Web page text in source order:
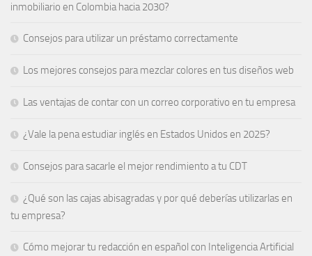
inmobiliario en Colombia hacia 2030?
Consejos para utilizar un préstamo correctamente
Los mejores consejos para mezclar colores en tus diseños web
Las ventajas de contar con un correo corporativo en tu empresa
¿Vale la pena estudiar inglés en Estados Unidos en 2025?
Consejos para sacarle el mejor rendimiento a tu CDT
¿Qué son las cajas abisagradas y por qué deberías utilizarlas en
tu empresa?
Cómo mejorar tu redacción en español con Inteligencia Artificial